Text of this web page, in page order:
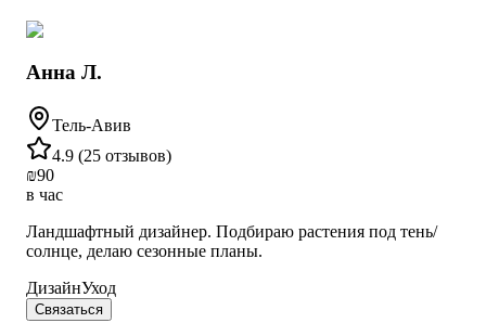
Анна Л.
Тель-Авив
4.9 (25 отзывов)
₪90
в час
Ландшафтный дизайнер. Подбираю растения под тень/
солнце, делаю сезонные планы.
ДизайнУход
Связаться